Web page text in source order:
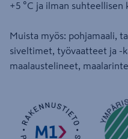
+5 °C ja ilman suhteellisen
Muista myös: pohjamaali,
siveltimet, työvaatteet ja -
maalaustelineet,